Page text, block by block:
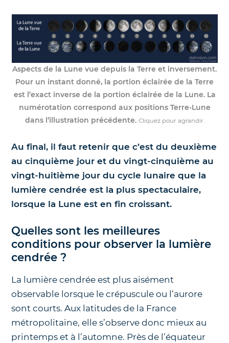
Aspects de la Lune vue depuis la Terre et inversement.
Pour un instant donné, la portion éclairée de la Terre
est l’exact inverse de la portion éclairée de la Lune. La
numérotation correspond aux positions Terre-Lune
dans l’illustration précédente. Cliquez pour agrandir.
Au final, il faut retenir que c’est du deuxième
au cinquième jour et du vingt-cinquième au
vingt-huitième jour du cycle lunaire que la
lumière cendrée est la plus spectaculaire,
lorsque la Lune est en fin croissant.
Quelles sont les meilleures
conditions pour observer la lumière
cendrée ?
La lumière cendrée est plus aisément
observable lorsque le crépuscule ou l’aurore
sont courts. Aux latitudes de la France
métropolitaine, elle s’observe donc mieux au
printemps et à l’automne. Près de l’équateur